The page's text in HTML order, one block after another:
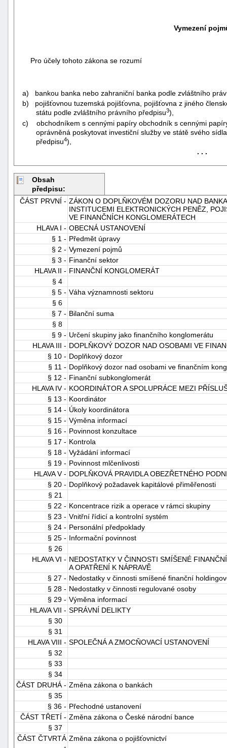
Vymezení
Pro účely tohoto zákona se rozumí
a) bankou banka nebo zahraniční banka podle zvláštního
b) pojišťovnou tuzemská pojišťovna, pojišťovna z jiného
státu podle zvláštního právního předpisu3),
c) obchodníkem s cennými papíry obchodník s cennými
oprávněná poskytovat investiční služby ve státě svého
předpisu4),
. . .
Obsah
předpisu:
ČÁST PRVNÍ - ZÁKON O DOPLŇKOVÉM DOZORU NAD
INSTITUCEMI ELEKTRONICKÝCH PENĚZ,
VE FINANČNÍCH KONGLOMERÁTECH
HLAVA I - OBECNÁ USTANOVENÍ
§ 1 - Předmět úpravy
§ 2 - Vymezení pojmů
§ 3 - Finanční sektor
HLAVA II - FINANČNÍ KONGLOMERÁT
§ 4
§ 5 - Váha významnosti sektoru
§ 6
§ 7 - Bilanční suma
§ 8
§ 9 - Určení skupiny jako finančního konglomerátu
HLAVA III - DOPLŇKOVÝ DOZOR NAD OSOBAMI VE
§ 10 - Doplňkový dozor
§ 11 - Doplňkový dozor nad osobami ve finančním
§ 12 - Finanční subkonglomerát
HLAVA IV - KOORDINÁTOR A SPOLUPRÁCE MEZI
§ 13 - Koordinátor
§ 14 - Úkoly koordinátora
§ 15 - Výměna informací
§ 16 - Povinnost konzultace
§ 17 - Kontrola
§ 18 - Vyžádání informací
§ 19 - Povinnost mlčenlivosti
HLAVA V - DOPLŇKOVÁ PRAVIDLA OBEZŘETNÉHO
§ 20 - Doplňkový požadavek kapitálové přiměřenosti
§ 21
§ 22 - Koncentrace rizik a operace v rámci skupiny
§ 23 - Vnitřní řídicí a kontrolní systém
§ 24 - Personální předpoklady
§ 25 - Informační povinnost
§ 26
HLAVA VI - NEDOSTATKY V ČINNOSTI SMÍŠENÉ
A OPATŘENÍ K NÁPRAVĚ
§ 27 - Nedostatky v činnosti smíšené finanční
§ 28 - Nedostatky v činnosti regulované osoby
§ 29 - Výměna informací
HLAVA VII - SPRÁVNÍ DELIKTY
§ 30
§ 31
HLAVA VIII - SPOLEČNÁ A ZMOCŇOVACÍ USTANOVENÍ
§ 32
§ 33
§ 34
ČÁST DRUHÁ - Změna zákona o bankách
§ 35
§ 36 - Přechodné ustanovení
ČÁST TŘETÍ - Změna zákona o České národní bance
§ 37
ČÁST ČTVRTÁ Změna zákona o pojišťovnictví